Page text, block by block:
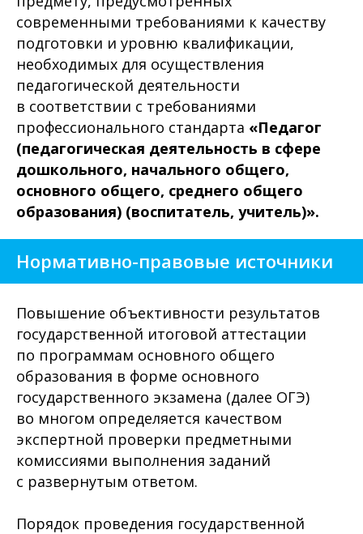
современными требованиями к качеству
подготовки и уровню квалификации,
необходимых для осуществления
педагогической деятельности
в соответствии с требованиями
профессионального стандарта «Педагог
(педагогическая деятельность в сфере
дошкольного, начального общего,
основного общего, среднего общего
образования) (воспитатель, учитель)».
Нормативно-правовые источники
Повышение объективности результатов
государственной итоговой аттестации
по программам основного общего
образования в форме основного
государственного экзамена (далее ОГЭ)
во многом определяется качеством
экспертной проверки предметными
комиссиями выполнения заданий
с развернутым ответом.
Порядок проведения государственной